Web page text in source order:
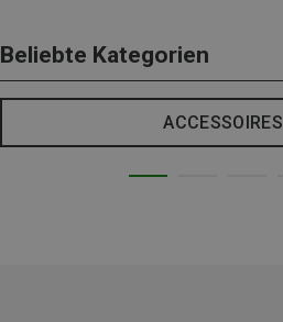
Beliebte Kategorien
ACCESSOIRES